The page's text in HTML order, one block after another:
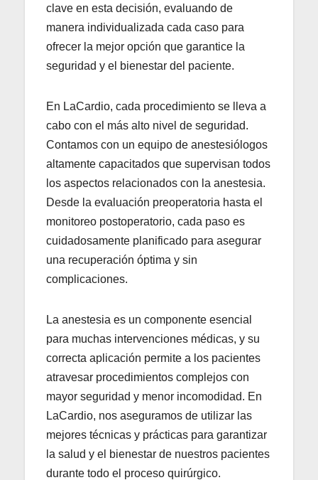
clave en esta decisión, evaluando de
manera individualizada cada caso para
ofrecer la mejor opción que garantice la
seguridad y el bienestar del paciente.
En LaCardio, cada procedimiento se lleva a
cabo con el más alto nivel de seguridad.
Contamos con un equipo de anestesiólogos
altamente capacitados que supervisan todos
los aspectos relacionados con la anestesia.
Desde la evaluación preoperatoria hasta el
monitoreo postoperatorio, cada paso es
cuidadosamente planificado para asegurar
una recuperación óptima y sin
complicaciones.
La anestesia es un componente esencial
para muchas intervenciones médicas, y su
correcta aplicación permite a los pacientes
atravesar procedimientos complejos con
mayor seguridad y menor incomodidad. En
LaCardio, nos aseguramos de utilizar las
mejores técnicas y prácticas para garantizar
la salud y el bienestar de nuestros pacientes
durante todo el proceso quirúrgico.